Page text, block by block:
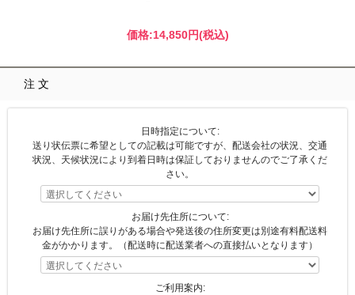
価格:14,850円(税込)
注文
日時指定について:
送り状伝票に希望としての記載は可能ですが、配送会社の状況、交通
状況、天候状況により到着日時は保証しておりませんのでご了承くだ
さい。
お届け先住所について:
お届け先住所に誤りがある場合や発送後の住所変更は別途有料配送料
金がかかります。（配送時に配送業者への直接払いとなります）
ご利用案内: